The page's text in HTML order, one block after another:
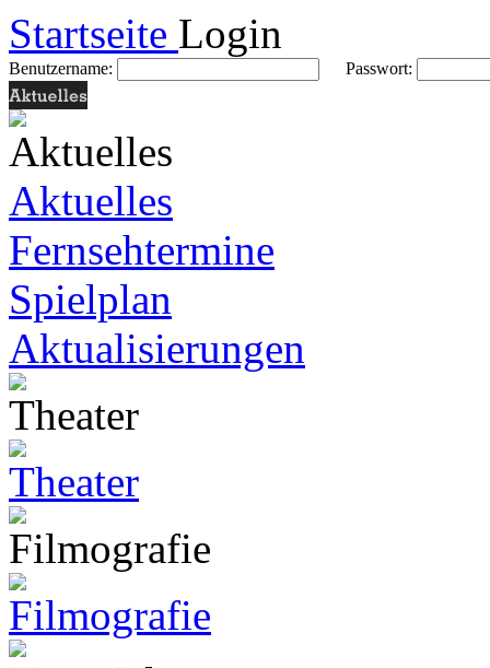
Startseite Login
Benutzername: Passwort:
Aktuelles
Fernsehtermine
Spielplan
Aktualisierungen